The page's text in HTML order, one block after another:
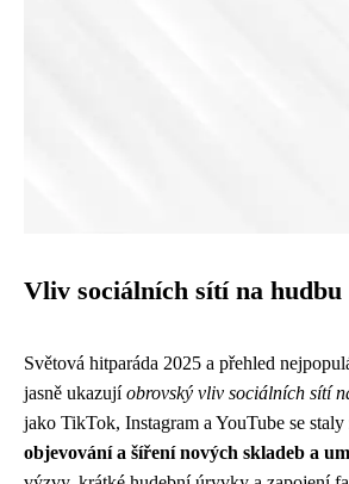
Vliv sociálních sítí na hudbu
Světová hitparáda 2025 a přehled
jasně ukazujíobrovský vliv sociálních sítí
jako TikTok, Instagram a YouTube se staly
objevování a šíření nových skladeb a